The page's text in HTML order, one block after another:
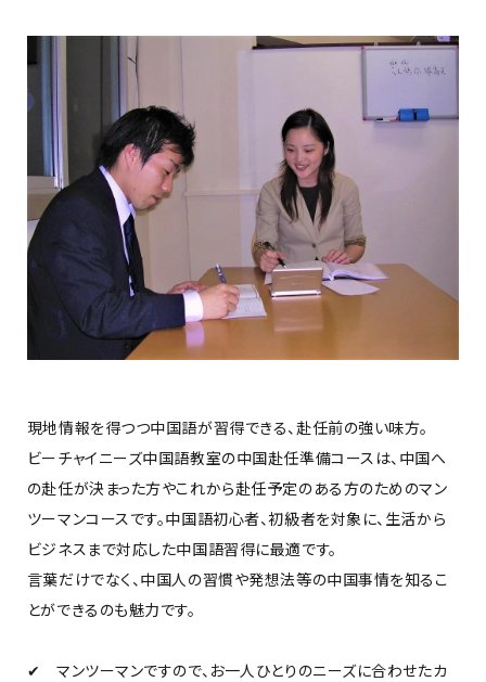
現地情報を得つつ中国語が習得できる、赴任前の強い味方。
ビーチャイニーズ中国語教室の中国赴任準備コースは、中国へ
の赴任が決まった方やこれから赴任予定のある方のためのマン
ツーマンコースです。中国語初心者、初級者を対象に、生活から
ビジネスまで対応した中国語習得に最適です。
言葉だけでなく、中国人の習慣や発想法等の中国事情を知るこ
とができるのも魅力です。
✔ マンツーマンですので、お一人ひとりのニーズに合わせたカ